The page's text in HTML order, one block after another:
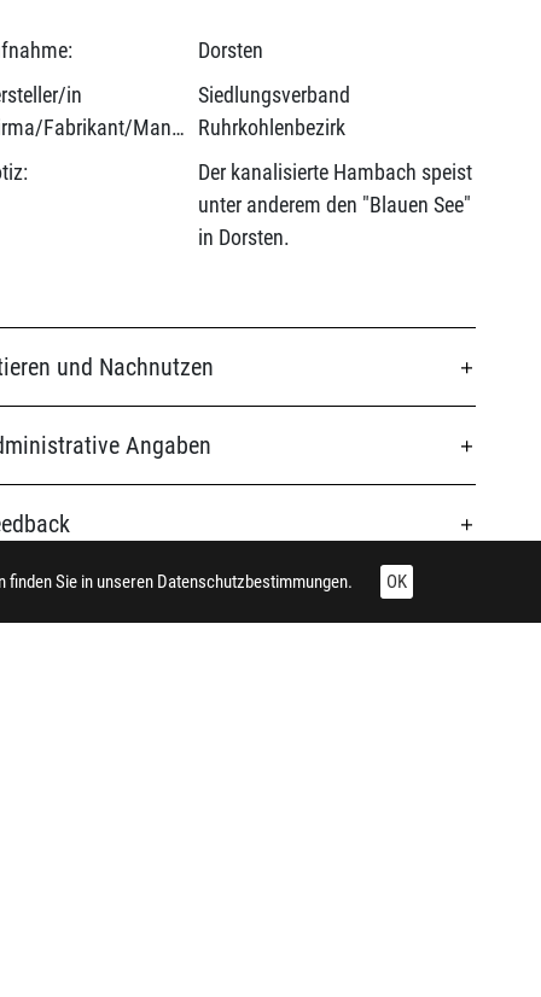
Dorsten
in
(Firma/Fabrikant/Manufaktur):
Siedlungsverband
Ruhrkohlenbezirk
Der kanalisierte Hambach speist
unter anderem den "Blauen See"
in Dorsten.
und Nachnutzen
Angaben
finden Sie in unseren Datenschutzbestimmungen. OK